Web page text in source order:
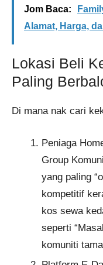
Jom Baca:
Alamat, Harga,
Lokasi Beli
Paling
Di mana nak cari
Peniaga
Group
yang paling
kompetitif
kos sewa
seperti
komuniti